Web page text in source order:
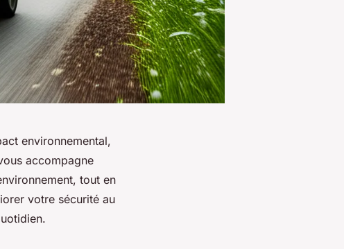
environnemental,
accompagne
tout en
votre sécurité au